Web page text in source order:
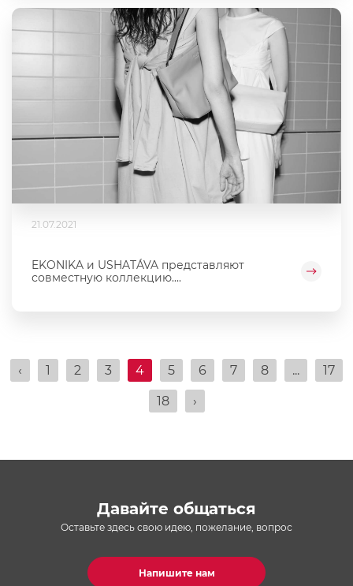
21.07.2021
EKONIKA и USHATÁVA представляют
совместную коллекцию....
‹ 1 2 3 4 5 6 7 8 ... 17
18 ›
Давайте общаться
Оставьте здесь свою идею, пожелание, вопрос
Напишите нам